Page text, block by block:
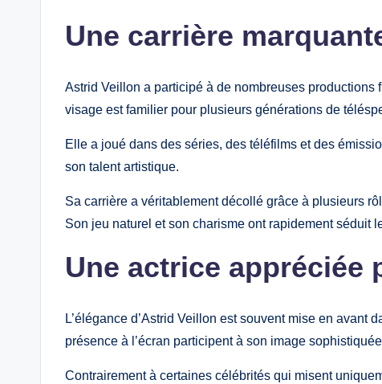
Une carrière
Astrid Veillon a participé à de nombreuses
visage est familier pour plusieurs générations de
Elle a joué dans des séries, des téléfilms et des
son talent artistique.
Sa carrière a véritablement décollé grâce à plusieurs
Son jeu naturel et son charisme ont rapidement séduit
Une actrice appréciée
L’élégance d’Astrid Veillon est souvent mise en avant
présence à l’écran participent à son image
Contrairement à certaines célébrités qui misent